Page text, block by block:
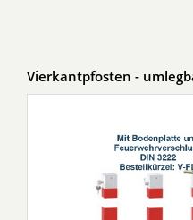
Vierkantpfosten -